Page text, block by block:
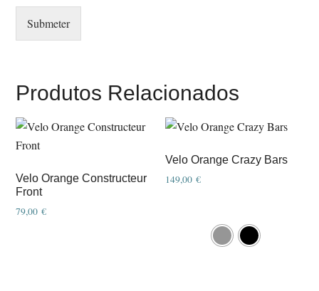
Submeter
Produtos Relacionados
Velo Orange Constructeur
Front
79,00€
Velo Orange Crazy Bars
149,00€